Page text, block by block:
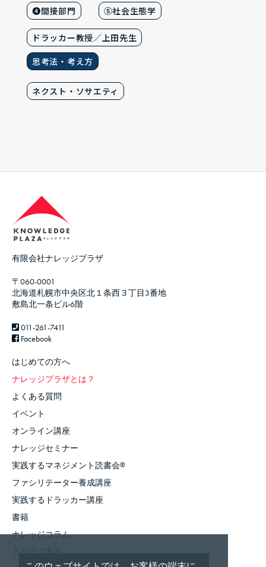
❹間接部門 ⑤社会生態学
ドラッカー教授／上田先生
思考法・考え方
ネクスト・ソサエティ
有限会社ナレッジプラザ
〒060-0001
北海道札幌市中央区北１条西３丁目3番地
敷島北一条ビル6階
011-261-7411
Facebook
はじめての方へ
ナレッジプラザとは？
よくある質問
イベント
オンライン講座
ナレッジセミナー
実践するマネジメント読書会®
ファシリテーター養成講座
実践するドラッカー講座
書籍
ナレッジコラム
入会のご案内